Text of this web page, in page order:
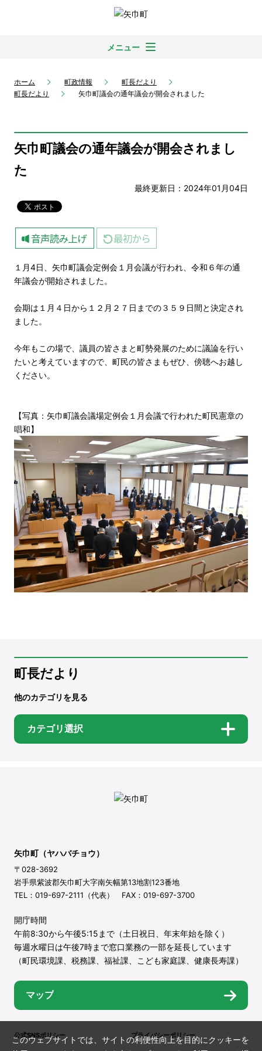
メニュー
ホーム 町政情報
町長だより
町長だより
矢巾町議会の通年議会が開会されました
矢巾町議会の通年議会が開会されまし
た
最終更新日：2024年01月04日
１月4日、矢巾町議会定例会１月会議が行われ、令和６年の通
年議会が開始されました。
会期は１月４日から１２月２７日までの３５９日間と決定され
ました。
今年もこの場で、議員の皆さまと町勢発展のために議論を行い
たいと考えていますので、町民の皆さまもぜひ、傍聴へお越し
ください。
【写真：矢巾町議会議場定例会１月会議で行われた町民憲章の
唱和】
町長だより
他のカテゴリを見る
カテゴリ選択
矢巾町（ヤハバチョウ）
〒028-3692
岩手県紫波郡矢巾町大字南矢幅第13地割123番地
TEL：019-697-2111（代表） FAX：019-697-3700
開庁時間
午前8:30から午後5:15まで（土日祝日、年末年始を除く）
毎週水曜日は午後7時まで窓口業務の一部を延長しています
（町民環境課、税務課、福祉課、こども家庭課、健康長寿課）
マップ
公式SNSポリシー プライバシーポリシー
このウェブサイトでは、サイトの利便性向上を目的にクッキーを